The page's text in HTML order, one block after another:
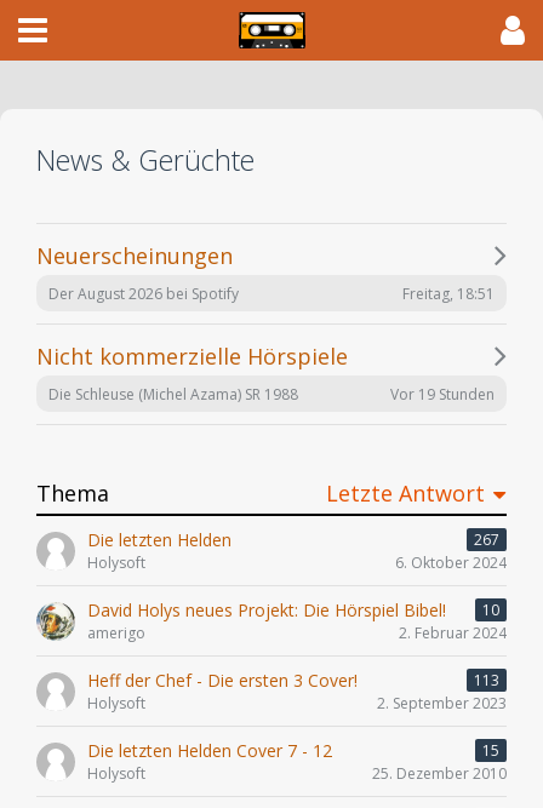
News & Gerüchte
Neuerscheinungen
Der August 2026 bei Spotify Freitag, 18:51
Nicht kommerzielle Hörspiele
Die Schleuse (Michel Azama) SR 1988 Vor 19 Stunden
Thema Letzte Antwort
Die letzten Helden
267
Holysoft
6. Oktober 2024
David Holys neues Projekt: Die Hörspiel Bibel!
10
amerigo
2. Februar 2024
Heff der Chef - Die ersten 3 Cover!
113
Holysoft
2. September 2023
Die letzten Helden Cover 7 - 12
15
Holysoft
25. Dezember 2010